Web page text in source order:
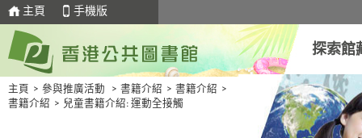
主頁 手機版
探索館
主頁 > 參與推廣活動 > 書籍介紹 > 書籍介紹 >
書籍介紹 > 兒童書籍介紹: 運動全接觸